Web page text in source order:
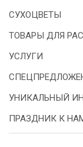
СУХОЦВЕТЫ
ТОВАРЫ ДЛЯ
УСЛУГИ
УНИКАЛЬНЫЙ
ПРАЗДНИК К